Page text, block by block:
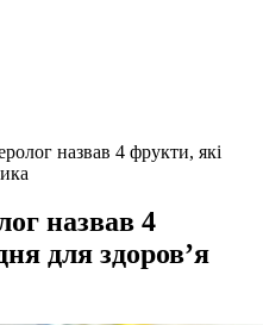
назвав 4 фрукти, які
назвав 4
для здоров’я